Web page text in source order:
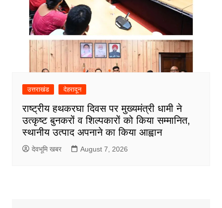
उत्तराखंड देहरादून
राष्ट्रीय हथकरघा दिवस पर मुख्यमंत्री धामी ने
उत्कृष्ट बुनकरों व शिल्पकारों को किया सम्मानित,
स्थानीय उत्पाद अपनाने का किया आह्वान
देवभूमि खबर August 7, 2026